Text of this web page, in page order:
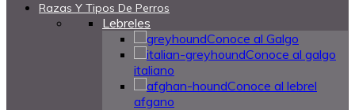
Razas Y Tipos De Perros
Lebreles
Conoce al Galgo
Conoce al galgo
italiano
Conoce al lebrel
afgano